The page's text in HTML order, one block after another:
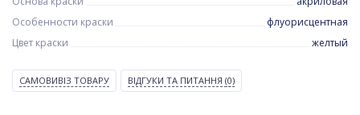
Особенности краски
флуорисцентная
Цвет краски
желтый
САМОВИВІЗ ТОВАРУ ВІДГУКИ ТА ПИТАННЯ (0)